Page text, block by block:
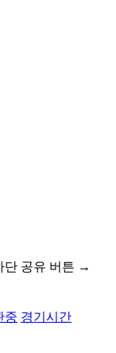
단 공유 버튼 →
중 경기시간